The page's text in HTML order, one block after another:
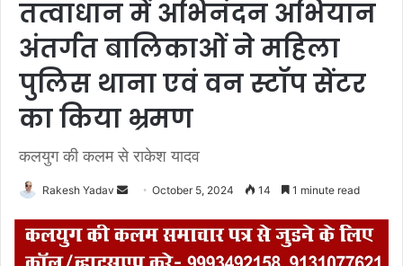
तत्वाधान में अभिनंदन अभियान
अंतर्गत बालिकाओं ने महिला
पुलिस थाना एवं वन स्टॉप सेंटर
का किया भ्रमण
कलयुग की कलम से राकेश यादव
Rakesh Yadav
n
d
October 5, 2024 14 1 minute read